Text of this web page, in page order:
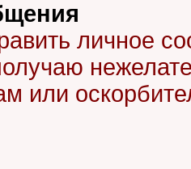
личное
или